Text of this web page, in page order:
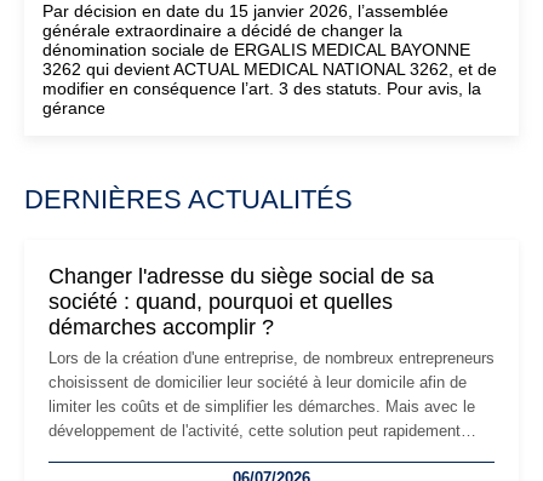
Par décision en date du 15 janvier 2026, l’assemblée
générale extraordinaire a décidé de changer la
dénomination sociale de ERGALIS MEDICAL BAYONNE
3262 qui devient ACTUAL MEDICAL NATIONAL 3262, et de
modifier en conséquence l’art. 3 des statuts. Pour avis, la
gérance
DERNIÈRES ACTUALITÉS
Changer l'adresse du siège social de sa
société : quand, pourquoi et quelles
démarches accomplir ?
Lors de la création d'une entreprise, de nombreux entrepreneurs
choisissent de domicilier leur société à leur domicile afin de
limiter les coûts et de simplifier les démarches. Mais avec le
développement de l'activité, cette solution peut rapidement